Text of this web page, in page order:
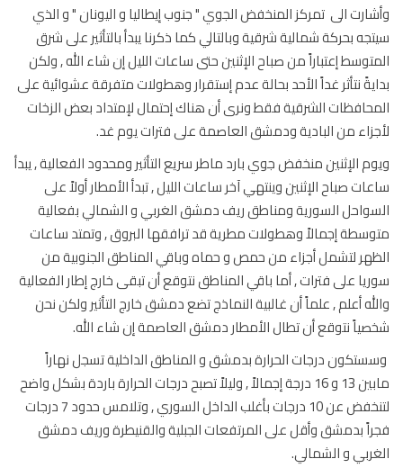
الى تمركز المنخفض الجوي " جنوب إيطاليا و اليونان " و الذي
بحركة شمالية شرقية وبالتالي كما ذكرنا يبدأ بالتأثير على شرق
إعتباراً من صباح الإثنين حتى ساعات الليل إن شاء الله , ولكن
نتأثر غداً الأحد بحالة عدم إستقرار وهطولات متفرقة عشوائية على
الشرقية فقط ونرى أن هناك إحتمال لإمتداد بعض الزخات
من البادية ودمشق العاصمة على فترات يوم غد.
الإثنين منخفض جوي بارد ماطر سريع التأثير ومحدود الفعالية , يبدأ
صباح الإثنين وينتهي آخر ساعات الليل , تبدأ الأمطار أولاً على
السورية ومناطق ريف دمشق الغربي و الشمالي بفعالية
إجمالاً وهطولات مطرية قد ترافقها البروق , وتمتد ساعات
لتشمل أجزاء من حمص و حماه وباقي المناطق الجنوبية من
على فترات , أما باقي المناطق نتوقع أن تبقى خارج إطار الفعالية
أعلم , علماً أن غالبية النماذج تضع دمشق خارج التأثير ولكن نحن
نتوقع أن تطال الأمطار دمشق العاصمة إن شاء الله.
درجات الحرارة بدمشق و المناطق الداخلية تسجل نهاراً
مابين 13 و 16 درجة إجمالاً , وليلاً تصبح درجات الحرارة باردة بشكل واضح
لتنخفض عن 10 درجات بأغلب الداخل السوري , وتلامس حدود 7 درجات
بدمشق وأقل على المرتفعات الجبلية والقنيطرة وريف دمشق
و الشمالي.